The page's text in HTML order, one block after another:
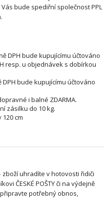
bude spediřní společnost PPL
DPH bude kupujícímu účtováno
resp. u objednávek s dobírkou
DPH bude kupujícímu účtováno
i balné ZDARMA.
zásilku do 10 kg.
cm
uhradíte v hotovosti řidiči
ČESKÉ POŠTY či na výdejně
potřebný obnos,